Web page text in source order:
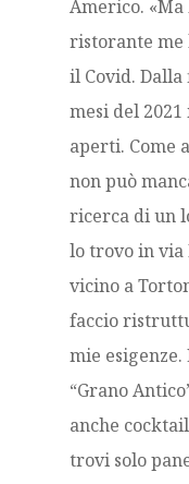
Americo.
ristorante me
il Covid.
mesi del
aperti. Come
non può
ricerca di un
lo trovo in via
vicino a
faccio
mie
“Grano
anche
trovi solo